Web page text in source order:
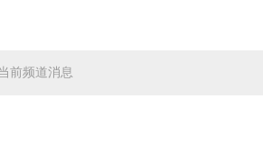
前频道消息